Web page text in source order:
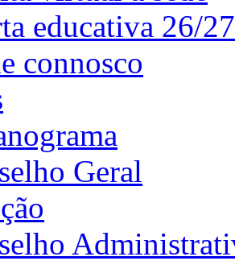
educativa 26/27
connosco
Geral